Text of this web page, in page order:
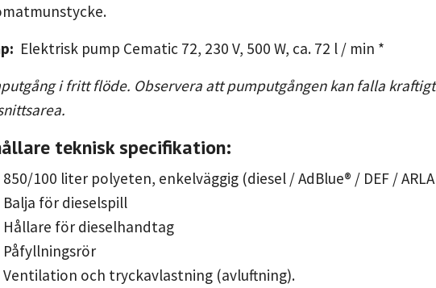
Elektrisk pump Cematic 72, 230 V, 500 W, ca. 72 l / min *
i fritt flöde. Observera att pumputgången kan falla
teknisk specifikation:
850/100 liter polyeten, enkelväggig (diesel / AdBlue® / DEF /
Balja för dieselspill
Hållare för dieselhandtag
Påfyllningsrör
Ventilation och tryckavlastning (avluftning).